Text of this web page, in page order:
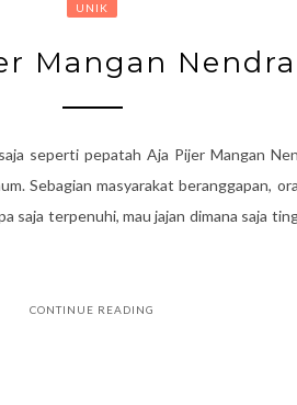
UNIK
Mangan Nendra
seperti pepatah Aja Pijer Mangan
Sebagian masyarakat beranggapan,
saja terpenuhi, mau jajan dimana saja
CONTINUE READING